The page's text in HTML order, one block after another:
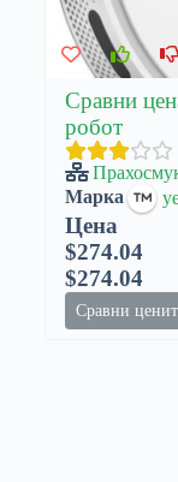
Сравни
робот
Марка
Цена
$274.04
$274.04
Сравни